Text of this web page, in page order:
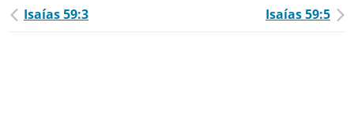
Isaías 59:3 Isaías 59:5